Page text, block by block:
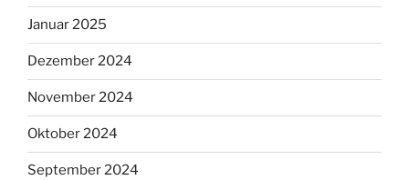
Januar 2025
Dezember 2024
November 2024
Oktober 2024
September 2024